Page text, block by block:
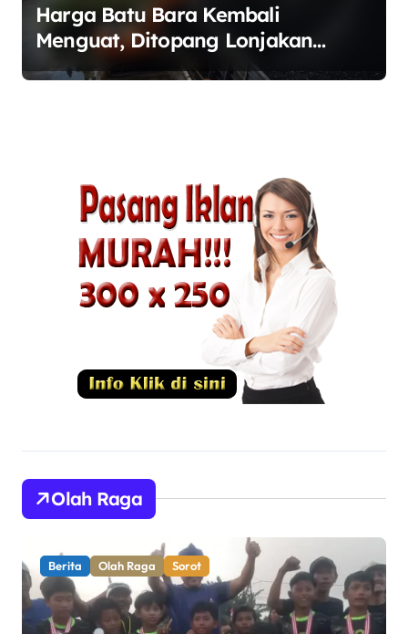
Harga Batu Bara Kembali
Menguat, Ditopang Lonjakan
Harga Minyak dan Pasokan Ketat
Olah Raga
Berita Olah Raga Sorot